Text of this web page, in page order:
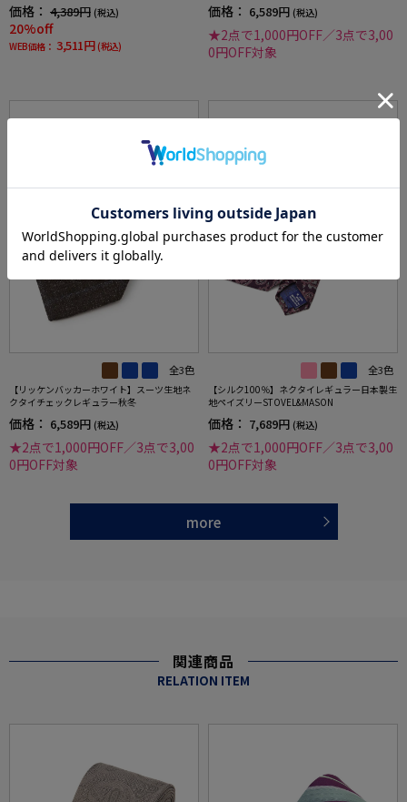
価格： 4,389円 (税込)
20%off
WEB価格： 3,511円 (税込)
価格： 6,589円 (税込)
★2点で1,000円OFF／3点で3,00
0円OFF対象
全3色
【リッケンバッカーホワイト】スーツ生地ネ
クタイチェックレギュラー秋冬
価格： 6,589円 (税込)
★2点で1,000円OFF／3点で3,00
0円OFF対象
全3色
【シルク100％】ネクタイレギュラー日本製生
地ペイズリーSTOVEL&MASON
価格： 7,689円 (税込)
★2点で1,000円OFF／3点で3,00
0円OFF対象
more
関連商品
RELATION ITEM